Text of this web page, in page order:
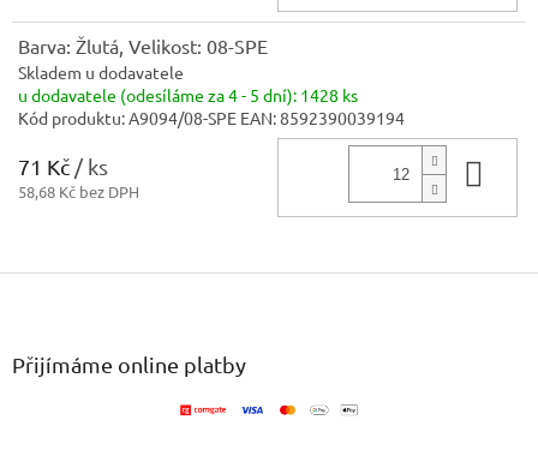
Barva: Žlutá, Velikost: 08-SPE
Skladem u dodavatele
u dodavatele (odesíláme za 4 - 5 dní): 1428 ks
Kód produktu:A9094/08-SPE EAN:8592390039194
71 Kč / ks
58,68 Kč bez DPH
Z
Přijímáme online platby